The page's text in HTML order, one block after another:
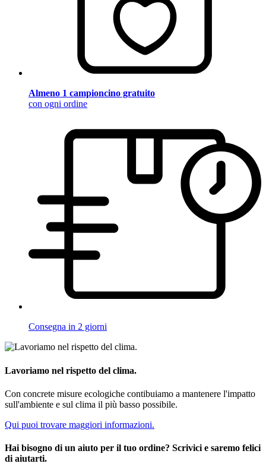
Almeno 1 campioncino gratuito
con ogni ordine
Consegna in 2 giorni
Lavoriamo nel rispetto del clima.
Con concrete misure ecologiche contibuiamo a mantenere l'impatto
sull'ambiente e sul clima il più basso possibile.
Qui puoi trovare maggiori informazioni.
Hai bisogno di un aiuto per il tuo ordine? Scrivici e saremo felici
di aiutarti.